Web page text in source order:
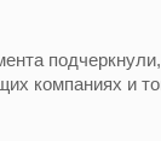
компаниях и